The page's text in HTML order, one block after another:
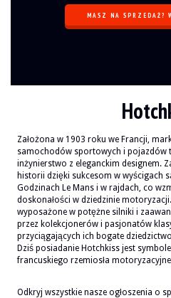
MASZ NA SPRZEDAŻ?
Założona w 1903 roku we Francji,
samochodów sportowych i pojazdów
inżynierstwo z eleganckim designem.
historii dzięki sukcesom w wyścigach
Godzinach Le Mans i w rajdach, co
doskonałości w dziedzinie
wyposażone w potężne silniki i
przez kolekcjonerów i pasjonatów
przyciągających ich bogate
Dziś posiadanie Hotchkiss jest
francuskiego rzemiosła
Odkryj wszystkie nasze ogłoszenia o